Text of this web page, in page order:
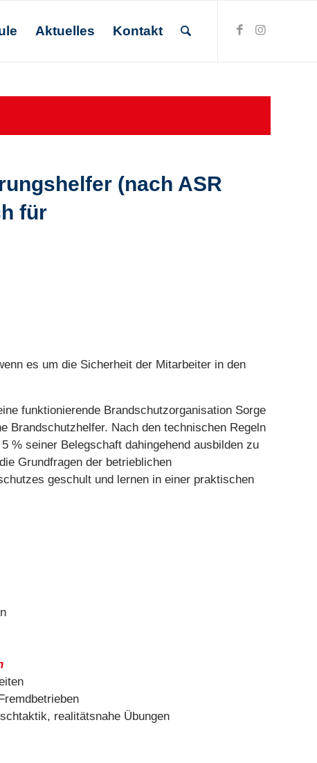
Aktuelles Kontakt
(nach ASR
für
es um die Sicherheit der Mitarbeiter in den
funktionierende Brandschutzorganisation Sorge
Brandschutzhelfer. Nach den technischen Regeln
% seiner Belegschaft dahingehend ausbilden zu
Grundfragen der betrieblichen
geschult und lernen in einer praktischen
realitätsnahe Übungen